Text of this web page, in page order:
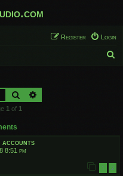
Login
Register
Search
1 of 1
accounts
8:51 pm
1 2